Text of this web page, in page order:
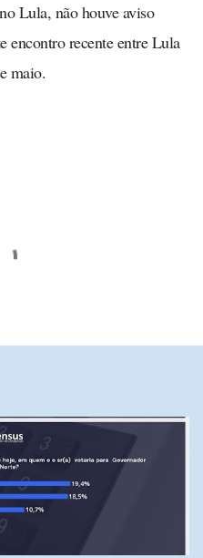
Lula, não houve aviso
encontro recente entre Lula
maio.